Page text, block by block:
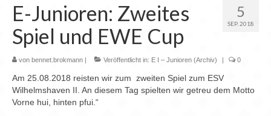
Spielbetrieb
Mannschaften
Walking Football
Sportanlagen
5
SEP. 2018
E-Junioren: Zweites
Spiel und EWE Cup
von bennet.brokmann | Veröffentlicht in: E I – Junioren (Archiv) | 0
Am 25.08.2018 reisten wir zum zweiten Spiel zum ESV
Wilhelmshaven II. An diesem Tag spielten wir getreu dem Motto
Vorne hui, hinten pfui.“